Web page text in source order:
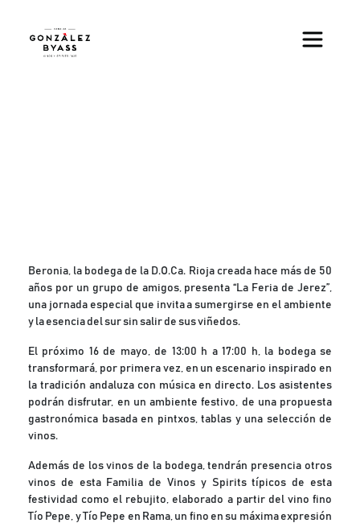
Beronia, la bodega de la D.O.Ca. Rioja creada hace más de 50
años por un grupo de amigos, presenta “La Feria de Jerez”,
una jornada especial que invita a sumergirse en el ambiente
y la esencia del sur sin salir de sus viñedos.
El próximo 16 de mayo, de 13:00 h a 17:00 h, la bodega se
transformará, por primera vez, en un escenario inspirado en
la tradición andaluza con música en directo. Los asistentes
podrán disfrutar, en un ambiente festivo, de una propuesta
gastronómica basada en pintxos, tablas y una selección de
vinos.
Además de los vinos de la bodega, tendrán presencia otros
vinos de esta Familia de Vinos y Spirits típicos de esta
festividad como el rebujito, elaborado a partir del vino fino
Tío Pepe, y Tío Pepe en Rama, un fino en su máxima expresión